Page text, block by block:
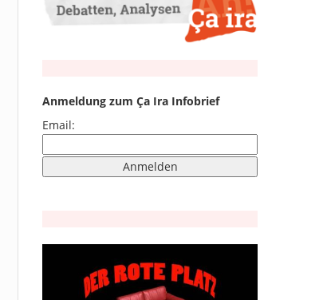
Anmeldung zum Ça Ira Infobrief
Email: